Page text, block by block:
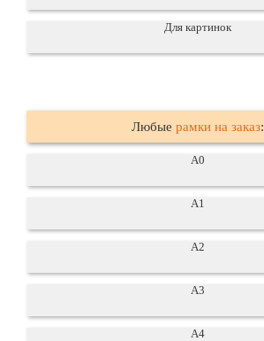
Для картинок
Любые рамки на заказ:
А0
А1
А2
А3
А4